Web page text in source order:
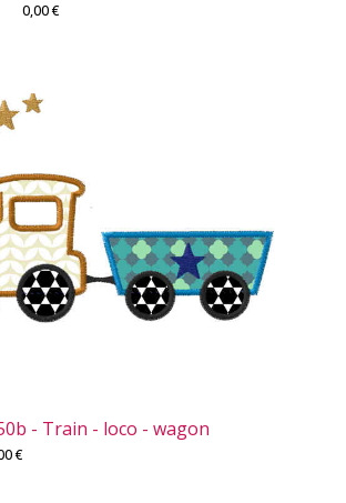
0,00€
- Train - loco - wagon
€